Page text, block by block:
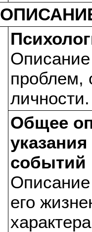
Описание
проблем,
личности.
Общее
событий
Описание
его